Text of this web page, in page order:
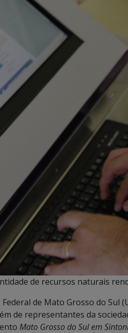
de recursos naturais
de Mato Grosso do Sul
de representantes da
Mato Grosso do Sul em